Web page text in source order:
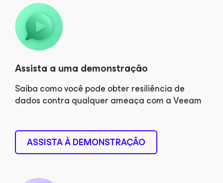
Assista a uma demonstração
Saiba como você pode obter resiliência de
dados contra qualquer ameaça com a Veeam
ASSISTA À DEMONSTRAÇÃO